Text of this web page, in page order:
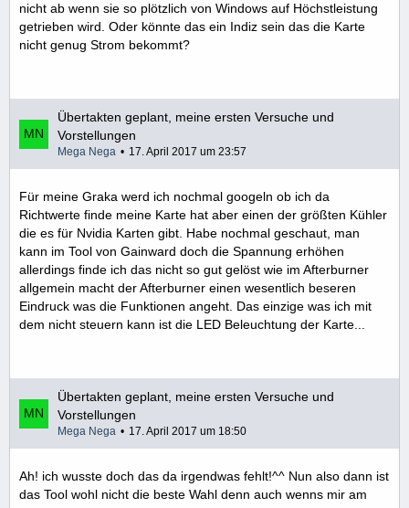
nicht ab wenn sie so plötzlich von Windows auf Höchstleistung
getrieben wird. Oder könnte das ein Indiz sein das die Karte
nicht genug Strom bekommt?
Übertakten geplant, meine ersten Versuche und
Vorstellungen
Mega Nega 17. April 2017 um 23:57
Für meine Graka werd ich nochmal googeln ob ich da
Richtwerte finde meine Karte hat aber einen der größten Kühler
die es für Nvidia Karten gibt. Habe nochmal geschaut, man
kann im Tool von Gainward doch die Spannung erhöhen
allerdings finde ich das nicht so gut gelöst wie im Afterburner
allgemein macht der Afterburner einen wesentlich beseren
Eindruck was die Funktionen angeht. Das einzige was ich mit
dem nicht steuern kann ist die LED Beleuchtung der Karte...
Übertakten geplant, meine ersten Versuche und
Vorstellungen
Mega Nega 17. April 2017 um 18:50
Ah! ich wusste doch das da irgendwas fehlt!^^ Nun also dann ist
das Tool wohl nicht die beste Wahl denn auch wenns mir am